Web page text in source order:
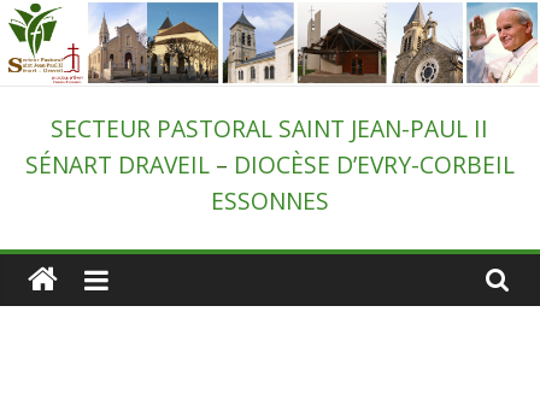
Passer
au
contenu
Secteur
pastoral
de
Draveil
SECTEUR PASTORAL SAINT JEAN-PAUL II
SÉNART DRAVEIL– DIOCÈSE D’EVRY-CORBEIL
ESSONNES